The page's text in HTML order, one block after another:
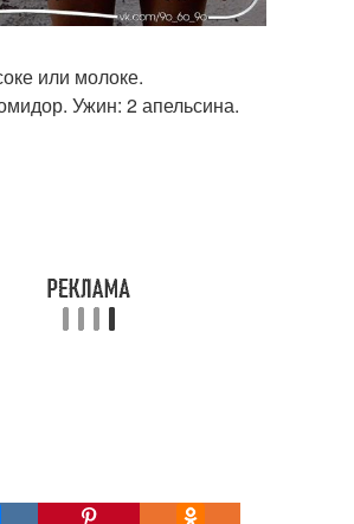
или молоке.
Ужин: 2 апельсина.